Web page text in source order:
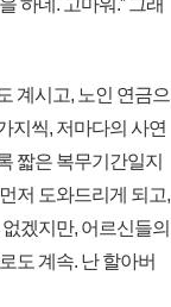
하네. 고마워.ˮ 그래
계시고, 노인 연금으
지씩, 저마다의 사연
짧은 복무기간일지
저 도와드리게 되고,
겠지만, 어르신들의
도 계속. 난 할아버